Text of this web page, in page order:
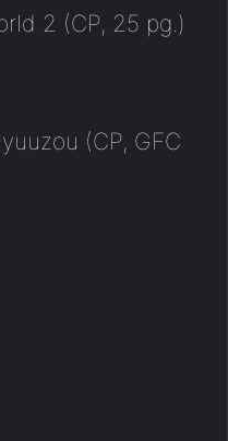
2 (CP, 25 pg.)
(CP, GFC